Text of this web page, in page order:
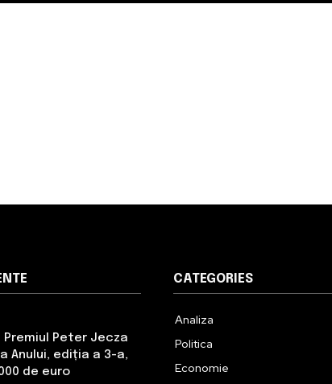
Premiul Peter Jecza
Anului, ediția a 3-a,
de euro
CATEGORIES
Analiza
Politica
Economie